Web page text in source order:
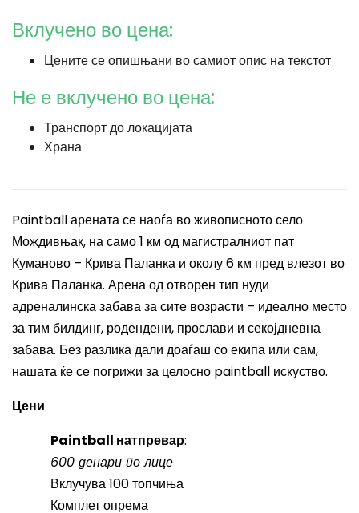
Вклучено во цена:
Цените се опишњани во самиот опис на текстот
Не е вклучено во цена:
Транспорт до локацијата
Храна
Paintball арената се наоѓа во живописното село
Мождивњак, на само 1 км од магистралниот пат
Куманово – Крива Паланка и околу 6 км пред влезот во
Крива Паланка. Арена од отворен тип нуди
адреналинска забава за сите возрасти – идеално место
за тим билдинг, родендени, прослави и секојдневна
забава. Без разлика дали доаѓаш со екипа или сам,
нашата ќе се погрижи за целосно paintball искуство.
Цени
Paintball натпревар:
600 денари по лице
Вклучува 100 топчиња
Комплет опрема